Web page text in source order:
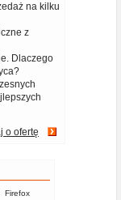
na kilku
z
Dlaczego
o ofertę
Firefox